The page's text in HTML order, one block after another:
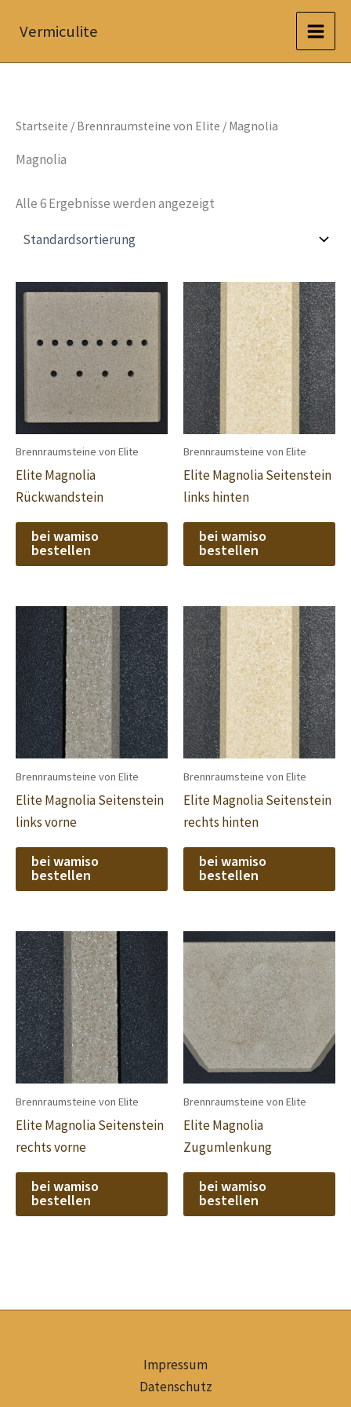
InhaltVermiculite
Startseite / Brennraumsteine von Elite / Magnolia
Magnolia
Alle 6 Ergebnisse werden angezeigt
Brennraumsteine von Elite
Elite Magnolia
Rückwandstein
bei wamiso
bestellen
Brennraumsteine von Elite
Elite Magnolia Seitenstein
links hinten
bei wamiso
bestellen
Brennraumsteine von Elite
Elite Magnolia Seitenstein
links vorne
bei wamiso
bestellen
Brennraumsteine von Elite
Elite Magnolia Seitenstein
rechts hinten
bei wamiso
bestellen
Brennraumsteine von Elite
Elite Magnolia Seitenstein
rechts vorne
bei wamiso
bestellen
Brennraumsteine von Elite
Elite Magnolia
Zugumlenkung
bei wamiso
bestellen
Impressum
Datenschutz